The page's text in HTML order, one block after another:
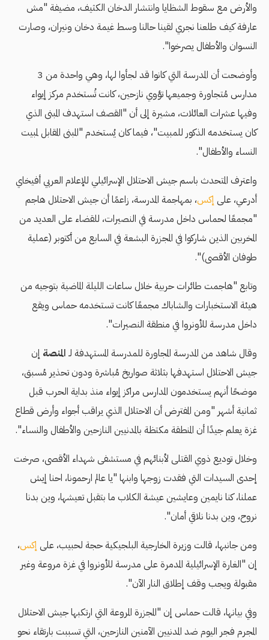
والأرض مع سقوط الشظايا وانتشار الدخان الكثيف، مضيفة "مش
عارفة كيف طلعنا نجري لقينا حالنا وسط غيمة دخان ونيران، وصارت
النسوان والأطفال يصرخوا".
وأوضحت أن المدرسة التي كانوا قد لجأوا لها، وهي واحدة من 3
مدارس مُتجاورة وجميعها تؤوي نازحين، كانت تُستخدم مركز إيواء
وفيها عشرات العائلات، مشيرة إلى أن "القصف استهدف المبنى الذي
كان يستخدمه الذكور للمبيت"، فيما كان يُستخدم "المبنى المقابل لمبيت
النساء والأطفال".
واعترف المتحدث باسم جيش الاحتلال الإسرائيلي للإعلام العربي أفيخاي
أدرعي، على إكس، بمهاجمة المدرسة، زاعمًا أن جيش الاحتلال هاجم
"مجمعًا لحماس داخل مدرسة في النصيرات، للقضاء على العديد من
المخربين الذين شاركوا في المجزرة البشعة في السابع من أكتوبر (عملية
طوفان الأقصى)".
وتابع "هاجمت طائرات حربية خلال ساعات الليلة الماضية بتوجيه من
هيئة الاستخبارات والشاباك مجمعًا كانت تستخدمه حماس ويقع
داخل مدرسة للأونروا في منطقة النصيرات".
وقال شاهد من المدرسة المجاورة للمدرسة المستهدفة لـ المنصة إن
جيش الاحتلال استهدفها بثلاثة صواريخ مُباشرة ودون تحذير مُسبق،
موضحًا أنهم يستخدمون المدارس مراكز إيواء منذ بداية الحرب قبل
ثمانية أشهر "ومن المفترض أن الاحتلال الذي يراقب أجواء وأرض قطاع
غزة يعلم جيدًا أن المنطقة مكتظة بالمدنيين النازحين والأطفال والنساء".
وخلال توديع ذوي القتلى لأبنائهم في مستشفى شهداء الأقصى، صرخت
إحدى السيدات التي فقدت زوجها وابنها "يا عالم ارحمونا، احنا إيش
عملنا، كنا نايمين وعايشين عيشة الكلاب ما بتقبل تعيشها، وين بدنا
نروح، وين بدنا نلاقي أمان".
ومن جانبها، قالت وزيرة الخارجية البلجيكية حجة لحبيب، على إكس،
إن "الغارة الإسرائيلية المدمرة على مدرسة للأونروا في غزة مروعة وغير
مقبولة ويجب وقف إطلاق النار الآن".
وفي بيانها، قالت حماس إن "المجزرة المروعة التي ارتكبها جيش الاحتلال
المجرم فجر اليوم ضد المدنيين الآمنين النازحين، التي تسببت بارتقاء نحو